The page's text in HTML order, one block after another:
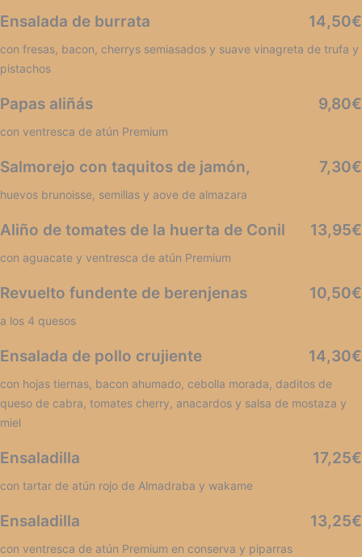
Ensalada de burrata 14,50€
con fresas, bacon, cherrys semiasados y suave vinagreta de trufa y
pistachos
Papas aliñás 9,80€
con ventresca de atún Premium
Salmorejo con taquitos de jamón, 7,30€
huevos brunoisse, semillas y aove de almazara
Aliño de tomates de la huerta de Conil 13,95€
con aguacate y ventresca de atún Premium
Revuelto fundente de berenjenas 10,50€
a los 4 quesos
Ensalada de pollo crujiente 14,30€
con hojas tiernas, bacon ahumado, cebolla morada, daditos de
queso de cabra, tomates cherry, anacardos y salsa de mostaza y
miel
Ensaladilla 17,25€
con tartar de atún rojo de Almadraba y wakame
Ensaladilla 13,25€
con ventresca de atún Premium en conserva y piparras